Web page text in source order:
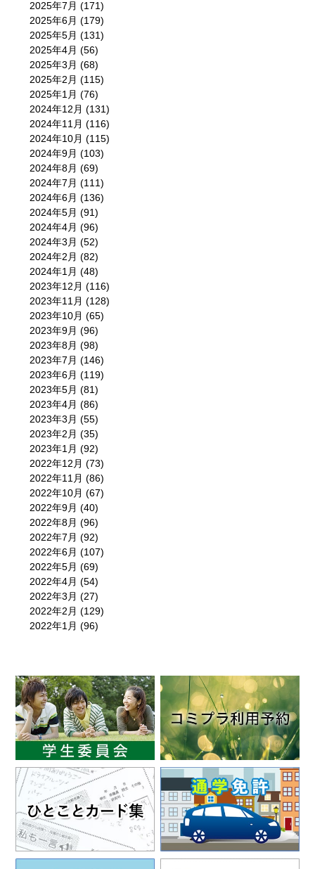
2025年7月 (171)
2025年6月 (179)
2025年5月 (131)
2025年4月 (56)
2025年3月 (68)
2025年2月 (115)
2025年1月 (76)
2024年12月 (131)
2024年11月 (116)
2024年10月 (115)
2024年9月 (103)
2024年8月 (69)
2024年7月 (111)
2024年6月 (136)
2024年5月 (91)
2024年4月 (96)
2024年3月 (52)
2024年2月 (82)
2024年1月 (48)
2023年12月 (116)
2023年11月 (128)
2023年10月 (65)
2023年9月 (96)
2023年8月 (98)
2023年7月 (146)
2023年6月 (119)
2023年5月 (81)
2023年4月 (86)
2023年3月 (55)
2023年2月 (35)
2023年1月 (92)
2022年12月 (73)
2022年11月 (86)
2022年10月 (67)
2022年9月 (40)
2022年8月 (96)
2022年7月 (92)
2022年6月 (107)
2022年5月 (69)
2022年4月 (54)
2022年3月 (27)
2022年2月 (129)
2022年1月 (96)